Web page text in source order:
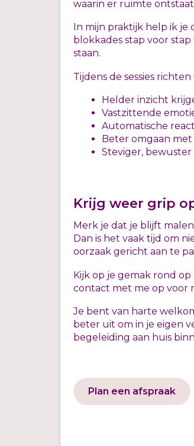
waarin er ruimte
In mijn praktijk help ik
blokkades stap voor
staan.
Tijdens de sessies
Helder inzicht
Vastzittende
Automatische
Beter omgaan
Steviger,
Krijg weer grip
Merk je dat je blijft
Dan is het vaak tijd om
oorzaak gericht aan te
Kijk op je gemak rond
contact met me op voor
Je bent van harte
beter uit om in je eigen
begeleiding aan huis
Plan een afspraak